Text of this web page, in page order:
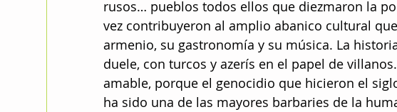
rusos… pueblos todos ellos que diezmaron la
vez contribuyeron al amplio abanico cultural
armenio, su gastronomía y su música. La
duele, con turcos y azerís en el papel de
amable, porque el genocidio que hicieron el
ha sido una de las mayores barbaries de la